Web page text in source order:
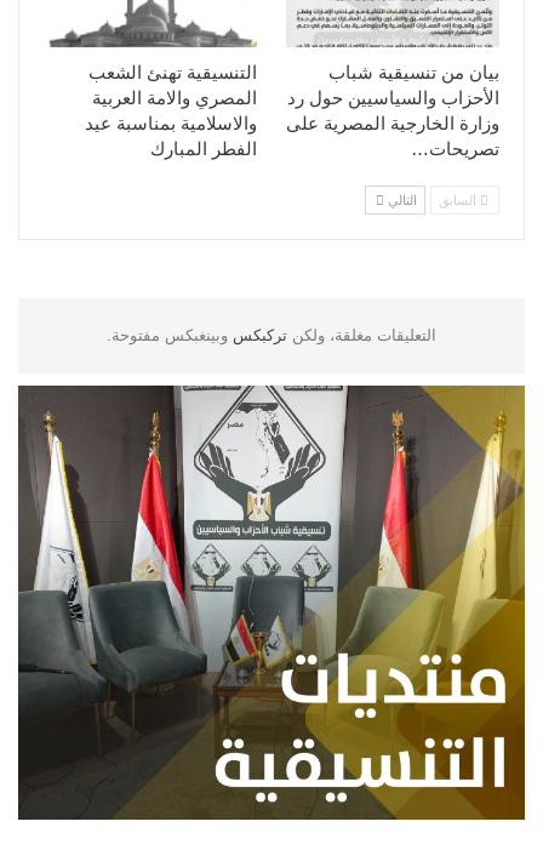
التنسيقية تهنئ الشعب
المصري والامة العربية
والاسلامية بمناسبة عيد
الفطر المبارك
بيان من تنسيقية شباب
الأحزاب والسياسيين حول رد
وزارة الخارجية المصرية على
تصريحات…
السابق التالي
التعليقات مغلقة، ولكن تركبكس وبينغبكس مفتوحة.